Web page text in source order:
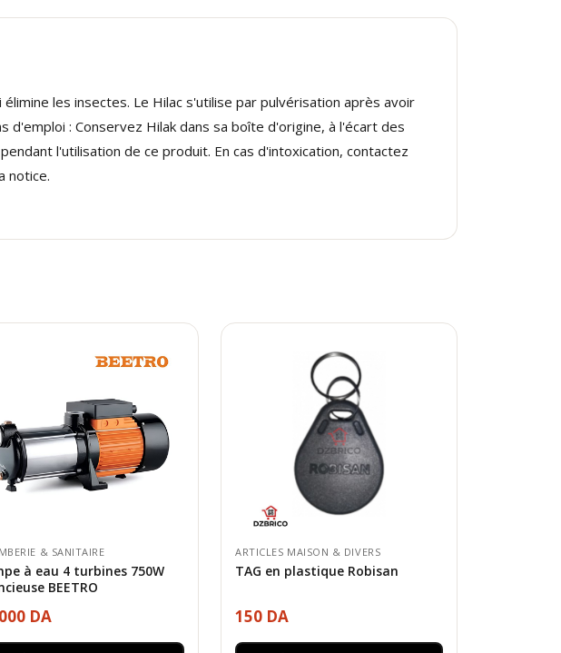
les insectes. Le Hilac s'utilise par pulvérisation après avoir
: Conservez Hilak dans sa boîte d'origine, à l'écart des
l'utilisation de ce produit. En cas d'intoxication, contactez
notice.
& SANITAIRE
à eau 4 turbines 750W
BEETRO
DA
ARTICLES MAISON & DIVERS
TAG en plastique Robisan
150 DA